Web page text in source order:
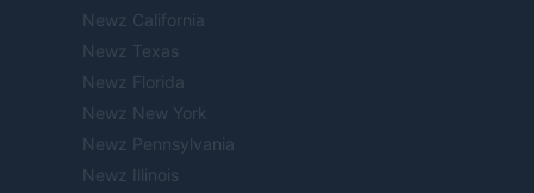
Newz California
Newz Texas
Newz Florida
Newz New York
Newz Pennsylvania
Newz Illinois